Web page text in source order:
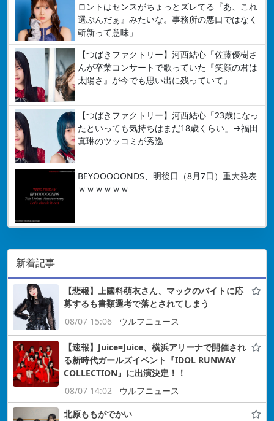
ロントはセンスがちょっとズレてる『あ、これ
選ぶんだぁ』みたいな。事務所の悪口ではなく
斬新って意味」
【つばきファクトリー】河西結心「佐藤優樹さ
んが卒業コンサートで歌っていた『笑顔の君は
太陽さ』が今でも思い出に残っていて」
【つばきファクトリー】河西結心「23歳になっ
たといっても気持ちはまだ18歳くらい」→福田
真琳のツッコミが秀逸
BEYOOOOONDS、明後日（8月7日）重大発表
ｗｗｗｗｗｗ
新着記事
【悲報】上國料萌衣さん、マックのバイトに応
募するも書類選考で落とされてしまう
08/07 15:06
ウルフニュース
【速報】Juice=Juice、横浜アリーナで開催され
る新時代ガールズイベント『IDOL RUNWAY
COLLECTION』に出演決定！！
08/07 14:02
ウルフニュース
北原ももがでかい